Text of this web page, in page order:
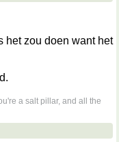
het zou doen want het
a salt pillar, and all the